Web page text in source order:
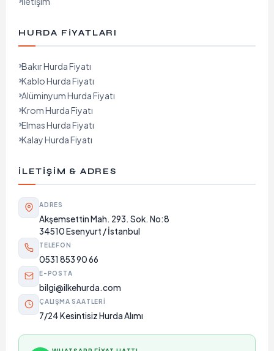
HURDA FIYATLARI
Bakır Hurda Fiyatı
Kablo Hurda Fiyatı
Alüminyum Hurda Fiyatı
Krom Hurda Fiyatı
Elmas Hurda Fiyatı
Kalay Hurda Fiyatı
İLETIŞIM & ADRES
ADRES
Akşemsettin Mah. 293. Sok. No:8
34510 Esenyurt / İstanbul
TELEFON
0531 853 90 66
E-POSTA
bilgi@ilkehurda.com
ÇALIŞMA SAATLERI
7/24 Kesintisiz Hurda Alımı